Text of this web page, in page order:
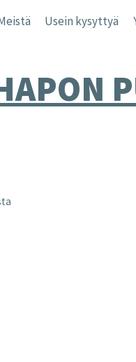
Usein kysyttyä